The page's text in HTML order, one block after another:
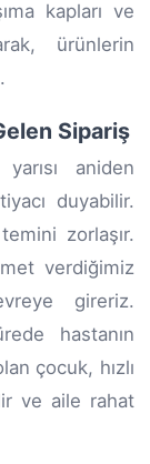
kapları ve
ürünlerin
Sipariş
aniden
duyabilir.
zorlaşır.
verdiğimiz
gireriz.
hastanın
çocuk, hızlı
ve aile rahat